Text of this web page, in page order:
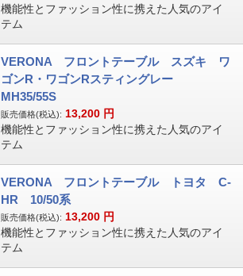
機能性とファッション性に携えた人気のアイ
テム
VERONA フロントテーブル スズキ ワ
ゴンR・ワゴンRスティングレー
MH35/55S
販売価格(税込): 13,200 円
機能性とファッション性に携えた人気のアイ
テム
VERONA フロントテーブル トヨタ C-
HR 10/50系
販売価格(税込): 13,200 円
機能性とファッション性に携えた人気のアイ
テム